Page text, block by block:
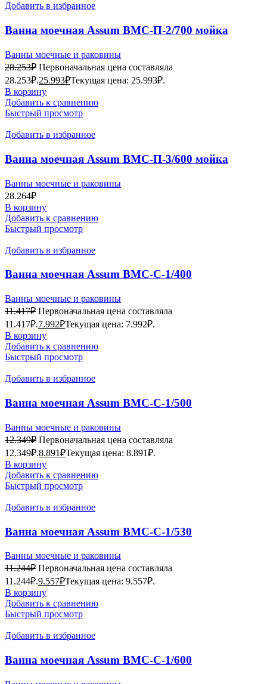
Добавить в избранное
Ванна моечная Assum ВМС-П-2/700 мойка
Ванны моечные и раковины
28.253₽ Первоначальная цена составляла
28.253₽.25.993₽Текущая цена: 25.993₽.
В корзину
Добавить к сравнению
Быстрый просмотр
Добавить в избранное
Ванна моечная Assum ВМС-П-3/600 мойка
Ванны моечные и раковины
28.264₽
В корзину
Добавить к сравнению
Быстрый просмотр
Добавить в избранное
Ванна моечная Assum ВМС-С-1/400
Ванны моечные и раковины
11.417₽ Первоначальная цена составляла
11.417₽.7.992₽Текущая цена: 7.992₽.
В корзину
Добавить к сравнению
Быстрый просмотр
Добавить в избранное
Ванна моечная Assum ВМС-С-1/500
Ванны моечные и раковины
12.349₽ Первоначальная цена составляла
12.349₽.8.891₽Текущая цена: 8.891₽.
В корзину
Добавить к сравнению
Быстрый просмотр
Добавить в избранное
Ванна моечная Assum ВМС-С-1/530
Ванны моечные и раковины
11.244₽ Первоначальная цена составляла
11.244₽.9.557₽Текущая цена: 9.557₽.
В корзину
Добавить к сравнению
Быстрый просмотр
Добавить в избранное
Ванна моечная Assum ВМС-С-1/600